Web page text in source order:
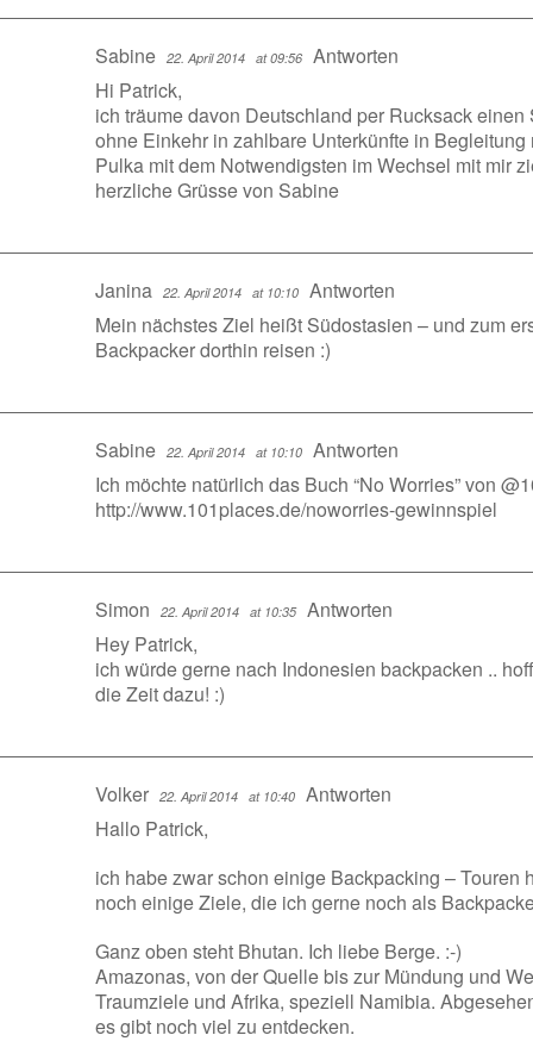
Sabine 22. April 2014 at 09:56 Antworten
Hi Patrick,
ich träume davon Deutschland per Rucksack
ohne Einkehr in zahlbare Unterkünfte in
Pulka mit dem Notwendigsten im Wechsel mit mir
herzliche Grüsse von Sabine
Janina 22. April 2014 at 10:10 Antworten
Mein nächstes Ziel heißt Südostasien – und zum
Backpacker dorthin reisen :)
Sabine 22. April 2014 at 10:10 Antworten
Ich möchte natürlich das Buch “No Worries” von
http://www.101places.de/noworries-gewinnspiel
Simon 22. April 2014 at 10:35 Antworten
Hey Patrick,
ich würde gerne nach Indonesien backpacken ..
die Zeit dazu! :)
Volker 22. April 2014 at 10:40 Antworten
Hallo Patrick,
ich habe zwar schon einige Backpacking – Touren
noch einige Ziele, die ich gerne noch als
Ganz oben steht Bhutan. Ich liebe Berge. :-)
Amazonas, von der Quelle bis zur Mündung und
Traumziele und Afrika, speziell Namibia.
es gibt noch viel zu entdecken.